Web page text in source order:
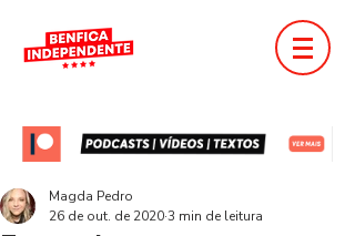
Magda Pedro
26 de out. de 20203 min de leitura